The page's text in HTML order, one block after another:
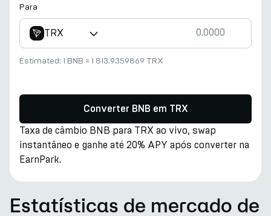
Para
TRX
Estimated: 1 BNB ≈ 1 813.9359869 TRX
Converter BNB em TRX
Taxa de câmbio BNB para TRX ao vivo, swap
instantâneo e ganhe até 20% APY após converter na
EarnPark.
Estatísticas de mercado de